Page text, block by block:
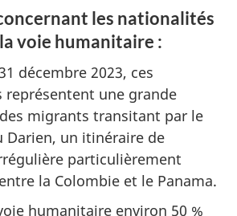
les nationalités
voie humanitaire :
décembre 2023, ces
représentent une grande
migrants transitant par le
Darien, un itinéraire de
particulièrement
la Colombie et le Panama.
humanitaire environ 50 %